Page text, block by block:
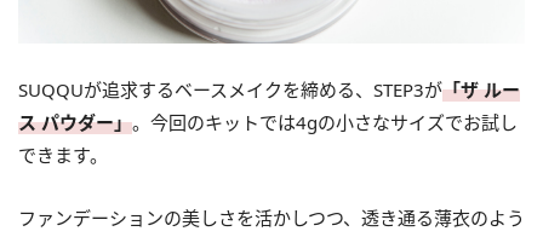
SUQQUが追求するベースメイクを締める、STEP3が「ザ ルー
ス パウダー」。今回のキットでは4gの小さなサイズでお試し
できます。
ファンデーションの美しさを活かしつつ、透き通る薄衣のよう